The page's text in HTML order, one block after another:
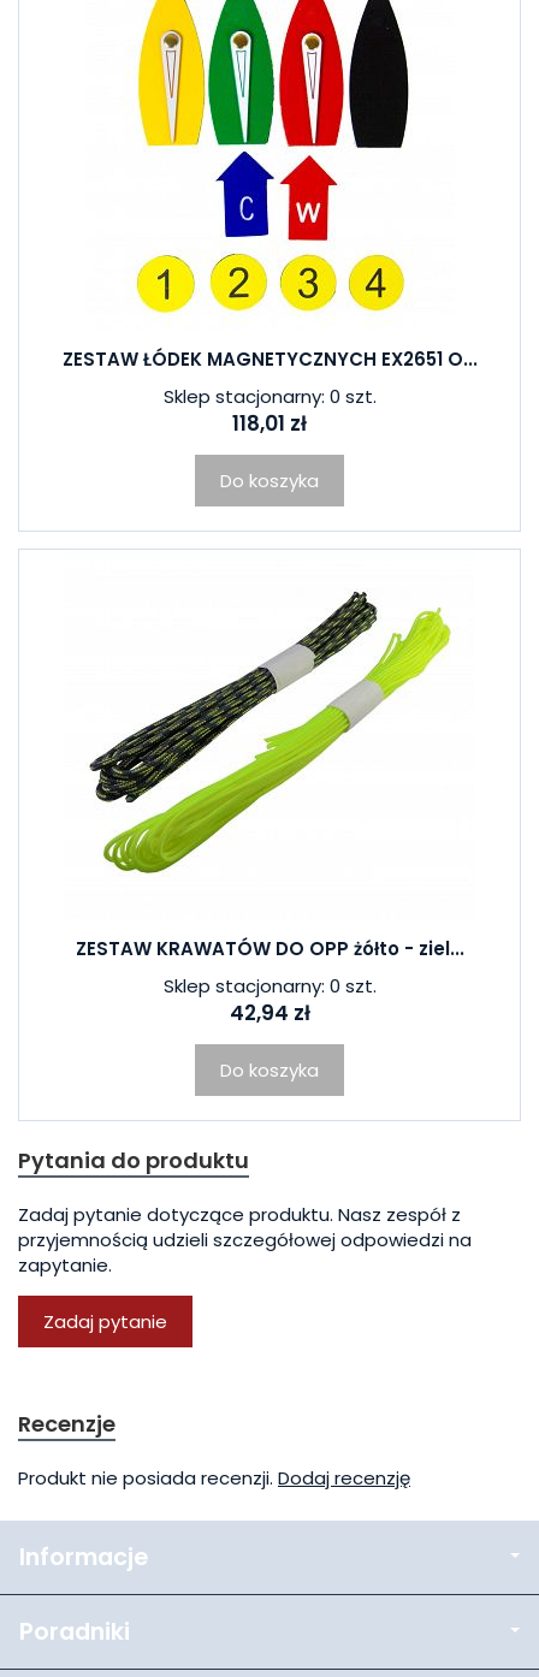
ZESTAW ŁÓDEK MAGNETYCZNYCH EX2651 O...
Sklep stacjonarny: 0 szt.
118,01 zł
Do koszyka
ZESTAW KRAWATÓW DO OPP żółto - ziel...
Sklep stacjonarny: 0 szt.
42,94 zł
Do koszyka
Pytania do produktu
Zadaj pytanie dotyczące produktu. Nasz zespół z
przyjemnością udzieli szczegółowej odpowiedzi na
zapytanie.
Zadaj pytanie
Recenzje
Produkt nie posiada recenzji. Dodaj recenzję
Informacje
Poradniki